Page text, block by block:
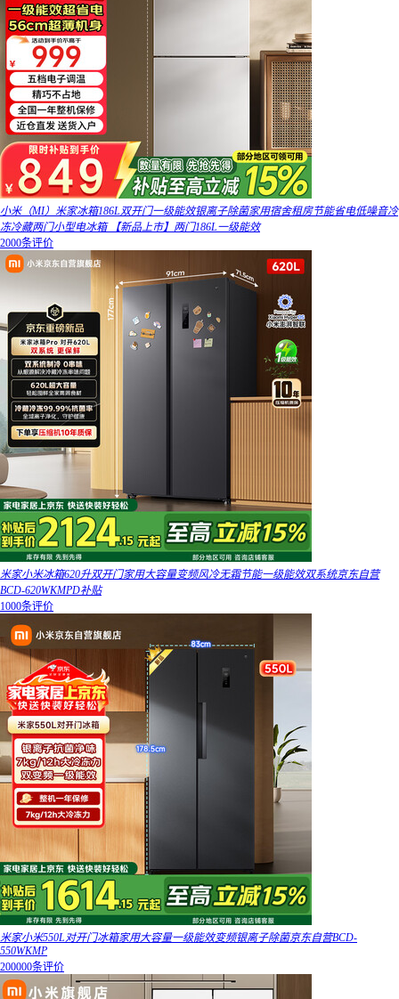
小米（MI）米家冰箱186L双开门一级能效银离子除菌家用宿舍租房节能省电低噪音冷
冻冷藏两门小型电冰箱 【新品上市】两门186L一级能效
2000条评价
米家小米冰箱620升双开门家用大容量变频风冷无霜节能一级能效双系统京东自营
BCD-620WKMPD补贴
1000条评价
米家小米550L对开门冰箱家用大容量一级能效变频银离子除菌京东自营BCD-
550WKMP
200000条评价